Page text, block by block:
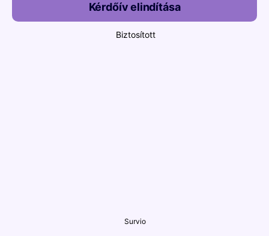
Kérdőív elindítása
Biztosított
Survio